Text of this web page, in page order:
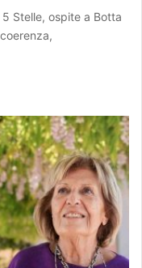
Stelle, ospite a Botta